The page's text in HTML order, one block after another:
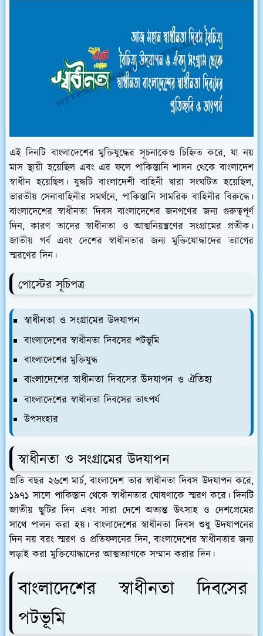
এই দিনটি বাংলাদেশের মুক্তিযুদ্ধের সূচনাকেও চিহ্নিত করে, যা নয়
মাস স্থায়ী হয়েছিল এবং এর ফলে পাকিস্তানি শাসন থেকে বাংলাদেশ
স্বাধীন হয়েছিল। যুদ্ধটি বাংলাদেশী বাহিনী দ্বারা সংঘটিত হয়েছিল,
ভারতীয় সেনাবাহিনীর সমর্থনে, পাকিস্তানি সামরিক বাহিনীর বিরুদ্ধে।
বাংলাদেশের স্বাধীনতা দিবস বাংলাদেশের জনগণের জন্য গুরুত্বপূর্ণ
দিন, কারণ তাদের স্বাধীনতা ও আত্মনিয়ন্ত্রণের সংগ্রামের প্রতীক।
জাতীয় গর্ব এবং দেশের স্বাধীনতার জন্য মুক্তিযোদ্ধাদের ত্যাগের
স্মরণের দিন।
পোস্টের সূচিপত্র
স্বাধীনতা ও সংগ্রামের উদযাপন
বাংলাদেশের স্বাধীনতা দিবসের পটভূমি
বাংলাদেশের মুক্তিযুদ্ধ
বাংলাদেশের স্বাধীনতা দিবসের উদযাপন ও ঐতিহ্য
বাংলাদেশের স্বাধীনতা দিবসের তাৎপর্য
উপসংহার
স্বাধীনতা ও সংগ্রামের উদযাপন
প্রতি বছর ২৬শে মার্চ, বাংলাদেশ তার স্বাধীনতা দিবস উদযাপন করে,
১৯৭১ সালে পাকিস্তান থেকে স্বাধীনতার ঘোষণাকে স্মরণ করে। দিনটি
জাতীয় ছুটির দিন এবং সারা দেশে অত্যন্ত উৎসাহ ও দেশপ্রেমের
সাথে পালন করা হয়। বাংলাদেশের স্বাধীনতা দিবস শুধু উদযাপনের
দিন নয় বরং স্মরণ ও প্রতিফলনের দিন, বাংলাদেশের স্বাধীনতার জন্য
লড়াই করা মুক্তিযোদ্ধাদের আত্মত্যাগকে সম্মান করার দিন।
বাংলাদেশের স্বাধীনতা দিবসের
পটভূমি